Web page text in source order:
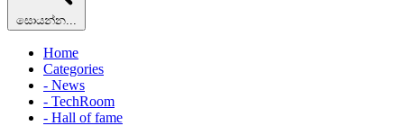
සොයන්න...
Home
Categories
- News
- TechRoom
- Hall of fame